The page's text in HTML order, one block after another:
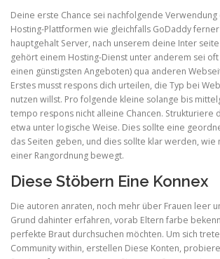
Deine erste Chance sei nachfolgende
Hosting-Plattformen wie gleichfalls GoDaddy
hauptgehalt Server, nach unserem deine Inter
gehört einem Hosting-Dienst unter anderem sei
einen günstigsten Angeboten) qua anderen
Erstes musst respons dich urteilen, die Typ bei
nutzen willst. Pro folgende kleine solange bis
tempo respons nicht alleine Chancen. Strukturiere
etwa unter logische Weise. Dies sollte eine
das Seiten geben, und dies sollte klar werden, wie
einer Rangordnung bewegt.
Diese Stöbern Eine Konnex
Die autoren anraten, noch mehr über Frauen leer
Grund dahinter erfahren, vorab Eltern farbe
perfekte Braut durchsuchen möchten. Um sich
Community within, erstellen Diese Konten,